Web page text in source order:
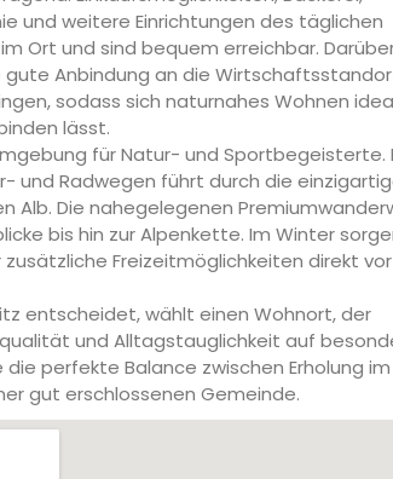
und weitere Einrichtungen des täglichen
Ort und sind bequem erreichbar.
gute Anbindung an die
sodass sich naturnahes Wohnen
lässt.
für Natur- und Sportbegeisterte.
und Radwegen führt durch die
Alb. Die nahegelegenen
bis hin zur Alpenkette. Im Winter
zusätzliche Freizeitmöglichkeiten direkt
entscheidet, wählt einen Wohnort, der
und Alltagstauglichkeit auf
die perfekte Balance zwischen Erholung im
gut erschlossenen Gemeinde.